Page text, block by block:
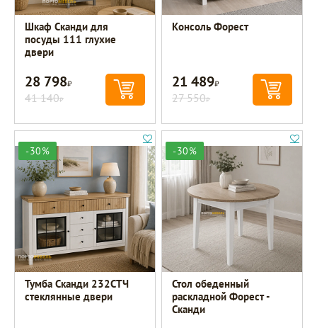
Шкаф Сканди для
посуды 111 глухие
двери
28 798Р
41 140Р
Консоль Форест
21 489Р
27 550Р
-30%
Тумба Сканди 232СТЧ
стеклянные двери
-30%
Стол обеденный
раскладной Форест -
Сканди